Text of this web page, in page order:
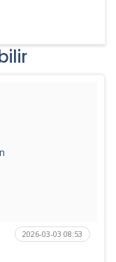
2026-03-03 08:53